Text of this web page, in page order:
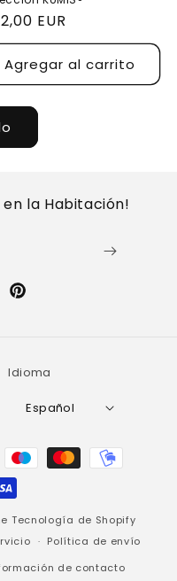
EUR
Agregar al carrito
en la Habitación!
Pinterest
Idioma
Español
Tecnología de Shopify
Política de envío
de contacto